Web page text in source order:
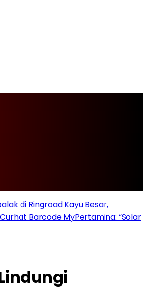
di Ringroad Kayu Besar,
Curhat Barcode MyPertamina: “Solar